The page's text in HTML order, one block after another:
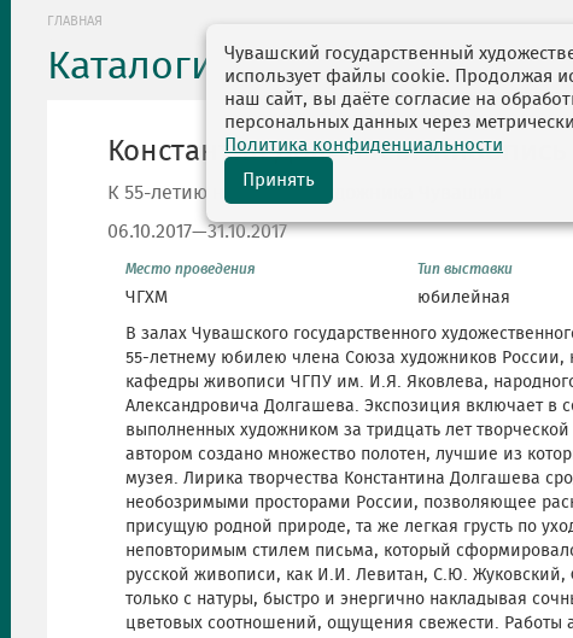
ГЛАВНАЯ
Каталоги выставок
Константин Долгашев. Живопись
К 55-летию народного художника Чувашии
06.10.2017—31.10.2017
Место проведения
ЧГХМ
Тип выставки
юбилейная
В залах Чувашского государственного
55-летнему юбилею члена Союза художников России,
кафедры живописи ЧГПУ им. И.Я. Яковлева,
Александровича Долгашева. Экспозиция включает в
выполненных художником за тридцать лет творческой
автором создано множество полотен, лучшие из
музея. Лирика творчества Константина Долгашева
необозримыми просторами России, позволяющее
присущую родной природе, та же легкая грусть по
неповторимым стилем письма, который
русской живописи, как И.И. Левитан, С.Ю.
только с натуры, быстро и энергично накладывая
цветовых соотношений, ощущения свежести. Работы
Чувашский государственный
использует файлы cookie. Продолжая
наш сайт, вы даёте согласие на
персональных данных через
Политика конфиденциальности
Принять